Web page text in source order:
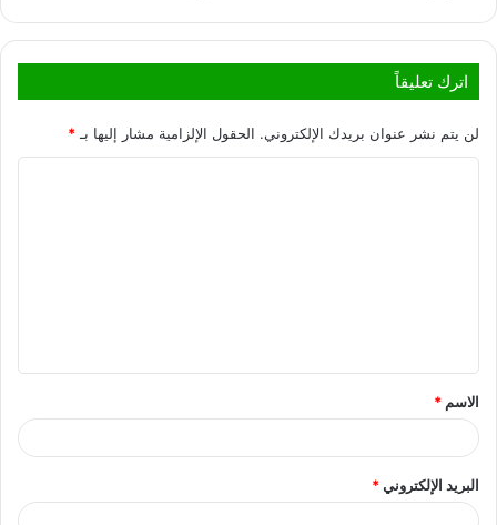
اترك تعليقاً
لن يتم نشر عنوان بريدك الإلكتروني. الحقول الإلزامية مشار إليها بـ *
الاسم *
البريد الإلكتروني*